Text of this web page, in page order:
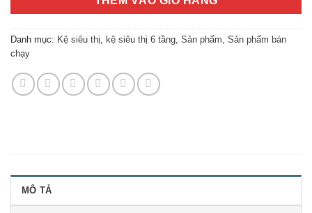
Danh mục: Kệ siêu thị kệ siêu thị 6 tầng Sản phẩm Sản phẩm bán
chạy
MÔ TẢ